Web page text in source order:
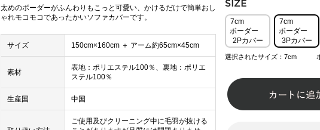
太めのボーダーがふんわりもこっと可愛い、かけるだけで簡単おし
ゃれモコモコであったかいソファカバーです。
サイズ 150cm×160cm ＋ アーム約65cm×45cm
素材
表地：ポリエステル100％、裏地：ポリエ
ステル100％
生産国 中国
ご使用及びクリーニング中に毛羽が抜ける
7cm
ボーダー
2Pカバー
7cm
ボーダー
3Pカバー
選択されたサイズ：7cm ボ